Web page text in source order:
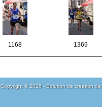
1168 1369
Copyright © 2026 - Solution de création